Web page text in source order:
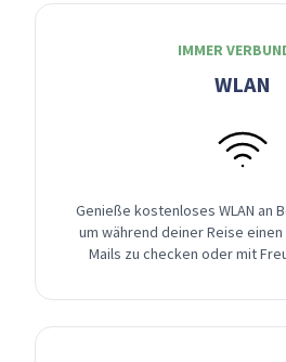
IMMER
WLAN
Genieße kostenloses WLAN an
um während deiner Reise einen
Mails zu checken oder mit